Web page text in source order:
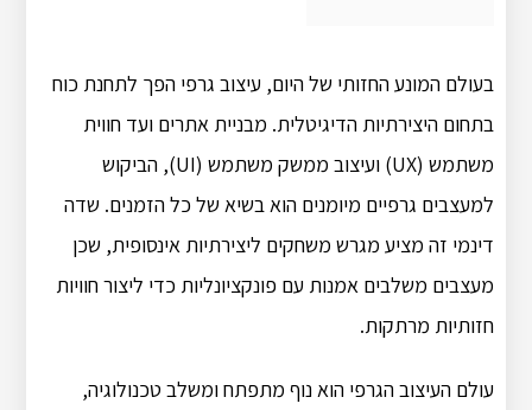
בעולם המונע החזותי של היום, עיצוב גרפי הפך לתחנת כוח
בתחום היצירתיות הדיגיטלית. מבניית אתרים ועד חווית
משתמש (UX) ועיצוב ממשק משתמש (UI), הביקוש
למעצבים גרפיים מיומנים הוא בשיא של כל הזמנים.שדה
דינמי זה מציע מגרש משחקים ליצירתיות אינסופית, שכן
מעצבים משלבים אמנות עם פונקציונליות כדי ליצור חוויות
חזותיות מרתקות.
עולם העיצוב הגרפי הוא נוף מתפתח ומשלב טכנולוגיה,